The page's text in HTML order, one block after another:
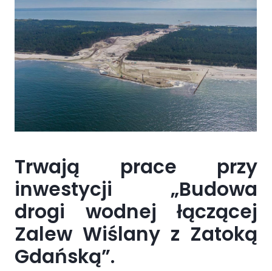
Trwają prace przy
inwestycji „Budowa
drogi wodnej łączącej
Zalew Wiślany z Zatoką
Gdańską”.